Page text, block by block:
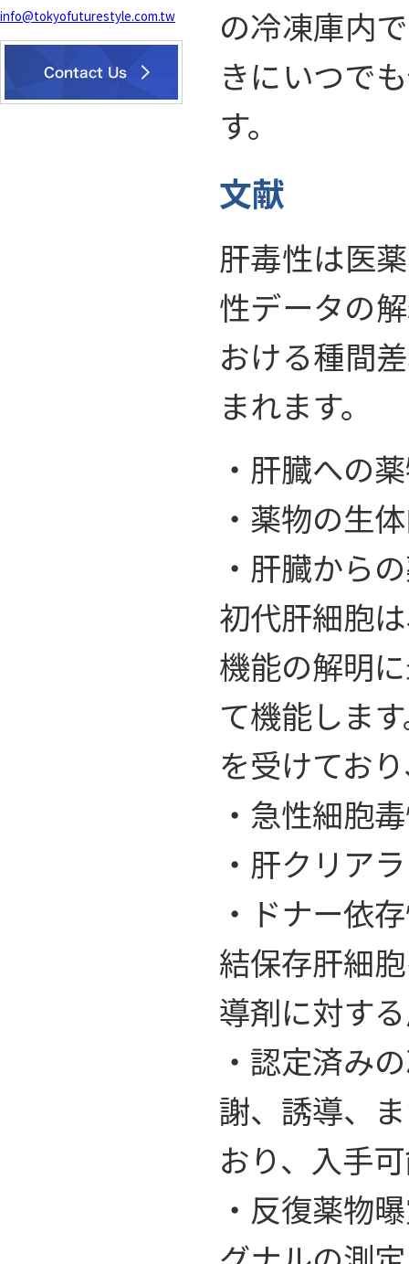
の冷凍庫内
きにいつで
す。
文献
肝毒性は医
性データの
おける種間
まれます。
・肝臓への
・薬物の生
・肝臓から
初代肝細胞
機能の解明
て機能しま
を受けてお
・急性細胞
・肝クリア
・ドナー依
結保存肝細
導剤に対す
・認定済み
謝、誘導、
おり、入手
・反復薬物
info@tokyofuturestyle.com.tw